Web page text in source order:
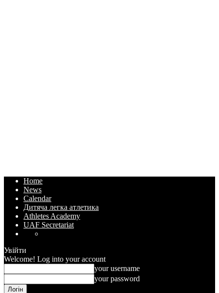
Home
News
Calendar
Дитяча легка атлетика
Athletes Academy
UAF Secretariat
Увійти
Welcome! Log into your account
your username
your password